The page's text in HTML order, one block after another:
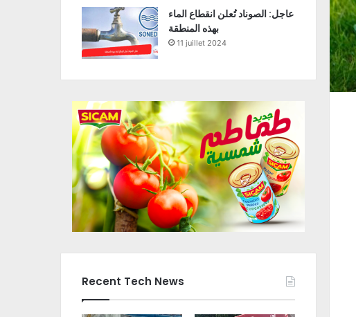
عاجل: الصوناد تُعلن انقطاع الماء
بهذه المنطقة
11 juillet 2024
Recent Tech News